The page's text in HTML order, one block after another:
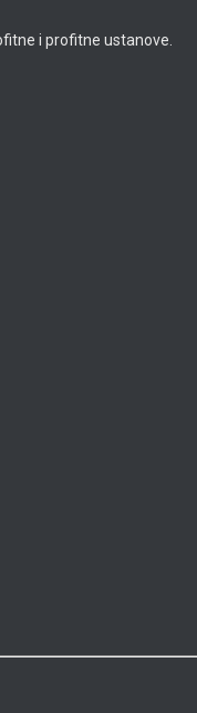
i profitne ustanove.